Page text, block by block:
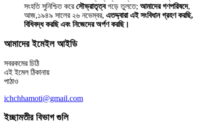
সংহতি সুনিশ্চিত করেসৌভ্রাতৃত্বগড়ে তুলতে; আমাদের গণপরিষদে,
আজ,১৯৪৯ সালের ২৬ নভেম্বর, এতদ্দ্বারা এই সংবিধান গ্রহণ করছি,
বিধিবদ্ধ করছি এবং নিজেদের অর্পণ করছি।
আমাদের ইমেইল আইডি
সবরকমের চিঠি
এই ইমেল ঠিকানায়
পাঠাও
ichchhamoti@gmail.com
ইচ্ছামতীর বিভাগ গুলি